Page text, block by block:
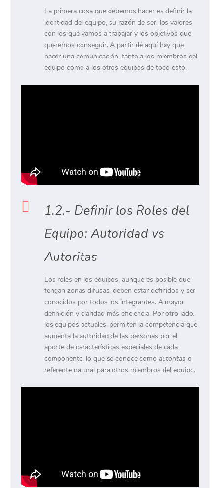
La primera cosa que debemos hacer es definir la
identidad del equipo, su razón de ser, los valores
con los que vamos a trabajar y los objetivos que
queremos conseguir. A partir de aquí hay que
hacer una comunicación, tanto a los miembros del
equipo como a los otros equipos de todo esto.

1.2.- Definir los Roles del
Equipo: Autoridad vs
Autoritas
Los roles en los equipos, aunque es posible que
tengan zonas difusas, deben estar definidos y ser
conocidos por todos los integrantes. A mayor
definición y claridad más eficiencia. Por otro lado,
los equipos actuales, permiten la competencia que
aumenta la autoridad de las personas por el
aporte de características especiales de cada
componente, lo que se conoce como autoritas o
referente natural para otros miembros del equipo.